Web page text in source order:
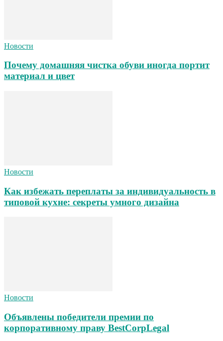
Новости
Почему домашняя чистка обуви иногда портит
материал и цвет
Новости
Как избежать переплаты за индивидуальность в
типовой кухне: секреты умного дизайна
Новости
Объявлены победители премии по
корпоративному праву BestCorpLegal